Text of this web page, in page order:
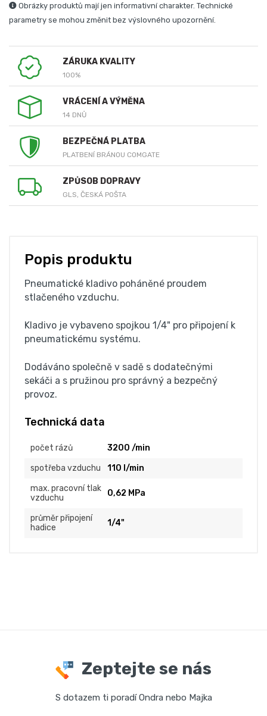
Obrázky produktů mají jen informativní charakter. Technické
parametry se mohou změnit bez výslovného upozornění.
ZÁRUKA KVALITY
100%
VRÁCENÍ A VÝMĚNA
14 DNŮ
BEZPEČNÁ PLATBA
PLATBENÍ BRÁNOU COMGATE
ZPŮSOB DOPRAVY
GLS, ČESKÁ POŠTA
Popis produktu
Pneumatické kladivo poháněné proudem
stlačeného vzduchu.
Kladivo je vybaveno spojkou 1/4" pro připojení k
pneumatickému systému.
Dodáváno společně v sadě s dodatečnými
sekáči a s pružinou pro správný a bezpečný
provoz.
Technická data
počet rázů
3200 /min
spotřeba vzduchu
110 l/min
max. pracovní tlak
vzduchu
0,62 MPa
průměr připojení
hadice
1/4"
Zeptejte se nás
S dotazem ti poradí Ondra nebo Majka